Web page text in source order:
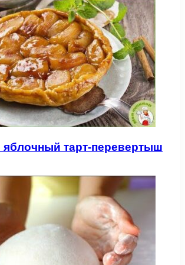
яблочный тарт-перевертыш